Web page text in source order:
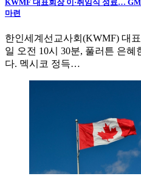
KWMF 대표회장 이·취임식 성료…
마련
한인세계선교사회(KWMF) 대
일 오전 10시 30분, 풀러튼 은
다. 멕시코 정득…